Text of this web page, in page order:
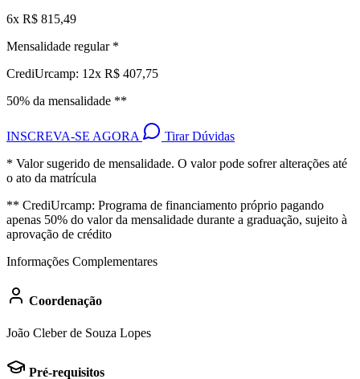
6x R$ 815,49
Mensalidade regular *
CrediUrcamp: 12x R$ 407,75
50% da mensalidade **
INSCREVA-SE AGORA
Tirar Dúvidas
* Valor sugerido de mensalidade. O valor pode sofrer alterações até
o ato da matrícula
** CrediUrcamp: Programa de financiamento próprio pagando
apenas 50% do valor da mensalidade durante a graduação, sujeito à
aprovação de crédito
Informações Complementares
Coordenação
João Cleber de Souza Lopes
Pré-requisitos